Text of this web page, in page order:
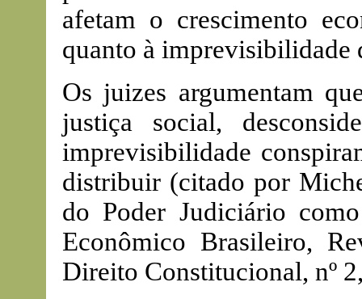
afetam o crescimento
quanto à imprevisibilidade
Os juizes argumentam
justiça social,
imprevisibilidade
distribuir (citado por
do Poder Judiciário
Econômico Brasileiro,
Direito Constitucional, nº